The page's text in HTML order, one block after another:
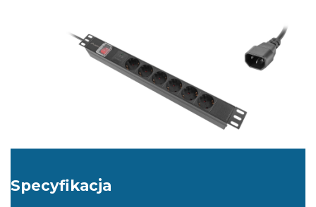
Specyfikacja